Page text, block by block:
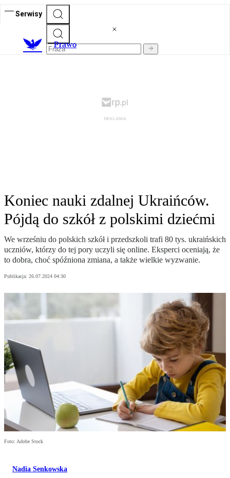
Serwisy
Prawo
Koniec nauki zdalnej Ukraińców.
Pójdą do szkół z polskimi dziećmi
We wrześniu do polskich szkół i przedszkoli trafi 80 tys. ukraińskich
uczniów, którzy do tej pory uczyli się online. Eksperci oceniają, że
to dobra, choć spóźniona zmiana, a także wielkie wyzwanie.
Publikacja: 26.07.2024 04:30
Foto: Adobe Stock
Nadia Senkowska